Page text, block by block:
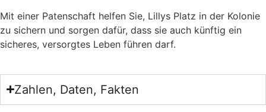
Mit einer Paten­schaft hel­fen Sie, Lil­lys Platz in der Kolo­nie
zu sichern und sor­gen dafür, dass sie auch künf­tig ein
siche­res, ver­sorg­tes Leben füh­ren darf.
Zahlen, Daten, Fakten